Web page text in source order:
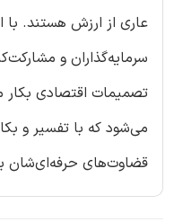
عاری از ارزش هستند. با
سرمایه‌گذاران و
تصمیمات اقتصادی بکار
می‌شود که با تفسیر و
قضاوت‌های حرفه‌ای‌شان